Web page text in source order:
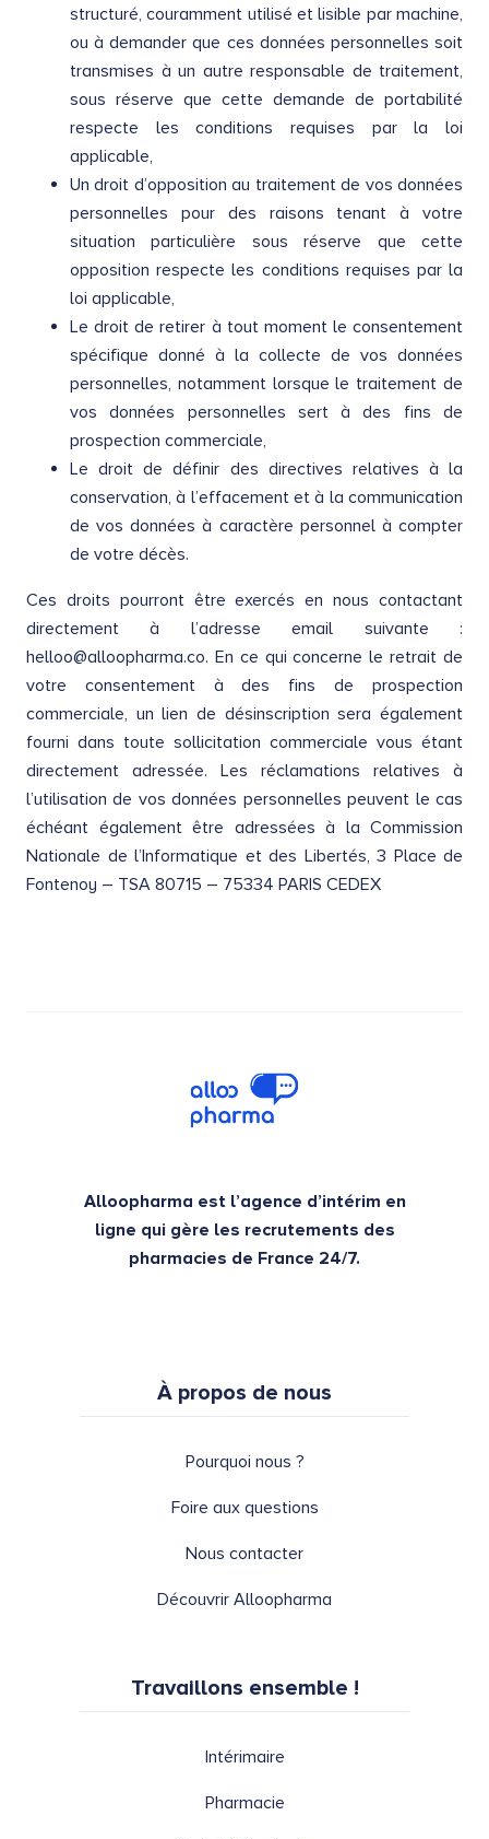
structuré, couramment utilisé et lisible par machine,
ou à demander que ces données personnelles soit
transmises à un autre responsable de traitement,
sous réserve que cette demande de portabilité
respecte les conditions requises par la loi
applicable,
Un droit d’opposition au traitement de vos données
personnelles pour des raisons tenant à votre
situation particulière sous réserve que cette
opposition respecte les conditions requises par la
loi applicable,
Le droit de retirer à tout moment le consentement
spécifique donné à la collecte de vos données
personnelles, notamment lorsque le traitement de
vos données personnelles sert à des fins de
prospection commerciale,
Le droit de définir des directives relatives à la
conservation, à l’effacement et à la communication
de vos données à caractère personnel à compter
de votre décès.
Ces droits pourront être exercés en nous contactant
directement à l’adresse email suivante :
helloo@alloopharma.co. En ce qui concerne le retrait de
votre consentement à des fins de prospection
commerciale, un lien de désinscription sera également
fourni dans toute sollicitation commerciale vous étant
directement adressée. Les réclamations relatives à
l’utilisation de vos données personnelles peuvent le cas
échéant également être adressées à la Commission
Nationale de l’Informatique et des Libertés, 3 Place de
Fontenoy – TSA 80715 – 75334 PARIS CEDEX
Alloopharma est l’agence d’intérim en
ligne qui gère les recrutements des
pharmacies de France 24/7.
À propos de nous
Pourquoi nous ?
Foire aux questions
Nous contacter
Découvrir Alloopharma
Travaillons ensemble !
Intérimaire
Pharmacie